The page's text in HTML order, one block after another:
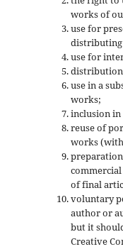
works of
use for
distributing
use for
distribution
use in a
works;
inclusion in
reuse of
works
of final
voluntary
author or
but it
Creative